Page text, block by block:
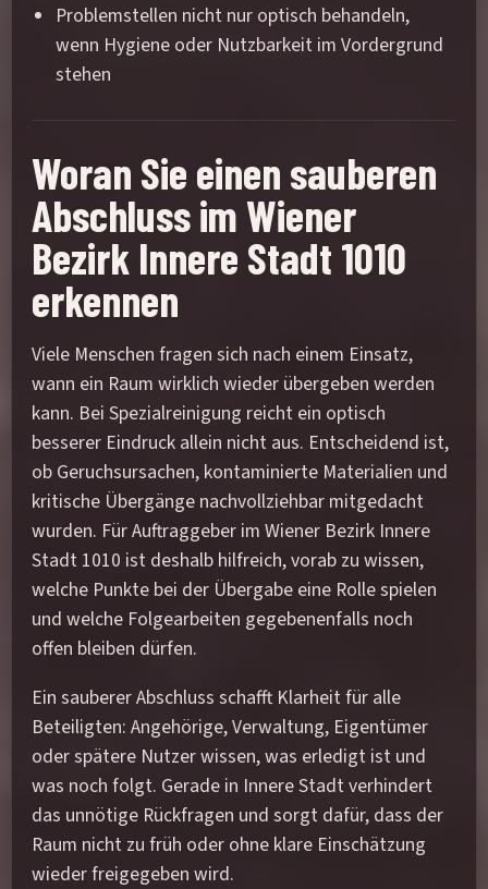
Problemstellen nicht nur optisch behandeln,
wenn Hygiene oder Nutzbarkeit im Vordergrund
stehen
Woran Sie einen sauberen
Abschluss im Wiener
Bezirk Innere Stadt 1010
erkennen
Viele Menschen fragen sich nach einem Einsatz,
wann ein Raum wirklich wieder übergeben werden
kann. Bei Spezialreinigung reicht ein optisch
besserer Eindruck allein nicht aus. Entscheidend ist,
ob Geruchsursachen, kontaminierte Materialien und
kritische Übergänge nachvollziehbar mitgedacht
wurden. Für Auftraggeber im Wiener Bezirk Innere
Stadt 1010 ist deshalb hilfreich, vorab zu wissen,
welche Punkte bei der Übergabe eine Rolle spielen
und welche Folgearbeiten gegebenenfalls noch
offen bleiben dürfen.
Ein sauberer Abschluss schafft Klarheit für alle
Beteiligten: Angehörige, Verwaltung, Eigentümer
oder spätere Nutzer wissen, was erledigt ist und
was noch folgt. Gerade in Innere Stadt verhindert
das unnötige Rückfragen und sorgt dafür, dass der
Raum nicht zu früh oder ohne klare Einschätzung
wieder freigegeben wird.